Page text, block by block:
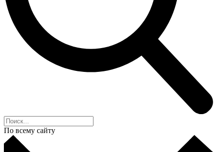
По всему сайту